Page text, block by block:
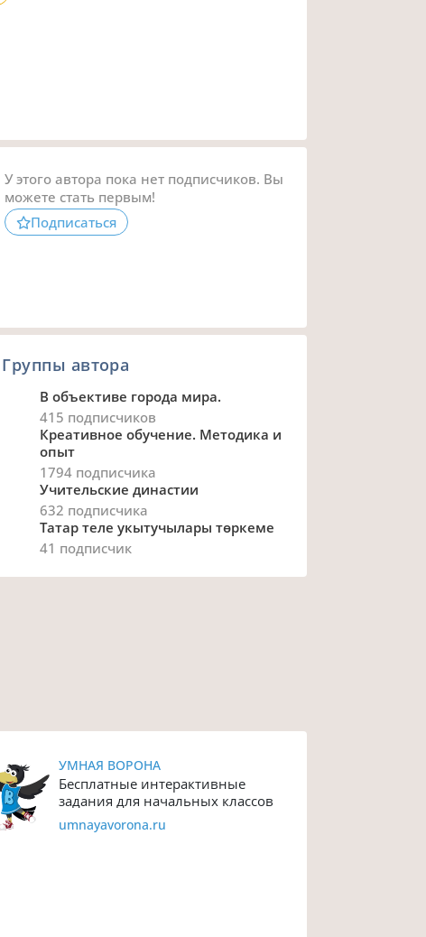
У этого автора пока нет подписчиков. Вы
можете стать первым!
Подписаться
Группы автора
В объективе города мира.
415 подписчиков
Креативное обучение. Методика и
опыт
1794 подписчика
Учительские династии
632 подписчика
Татар теле укытучылары төркеме
41 подписчик
УМНАЯ ВОРОНА
Бесплатные интерактивные
задания для начальных классов
umnayavorona.ru